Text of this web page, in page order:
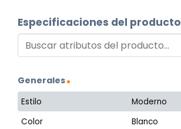
Especificaciones del producto
Generales
Estilo
Moderno
Color
Blanco